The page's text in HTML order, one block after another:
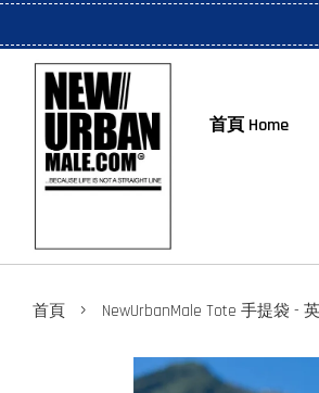
首頁 Home
首頁 › NewUrbanMale Tote 手提袋 -